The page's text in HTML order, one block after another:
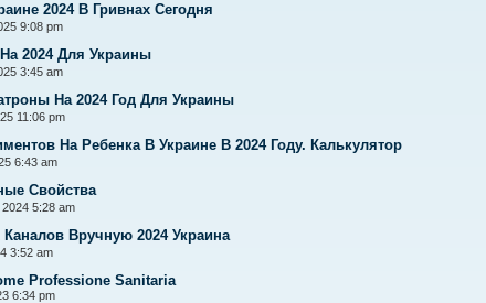
2024 В Гривнах Сегодня
9:08 pm
2024 Для Украины
3:45 am
На 2024 Год Для Украины
11:06 pm
На Ребенка В Украине В 2024 Году. Калькулятор
6:43 am
Свойства
5:28 am
Вручную 2024 Украина
3:52 am
Professione Sanitaria
6:34 pm